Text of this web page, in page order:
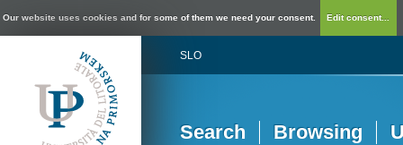
Our website uses cookies and for some of them we need your consent. Edit consent...
SLO
Search Browsing